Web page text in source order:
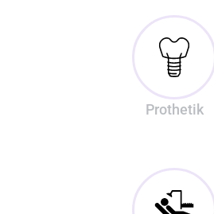
Prothetik